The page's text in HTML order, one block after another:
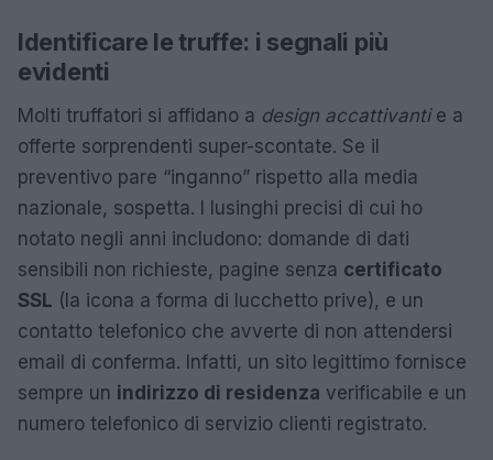
Identificare le truffe: i segnali più
evidenti
Molti truffatori si affidano a design accattivantie a
offerte sorprendenti super-scontate. Se il
preventivo pare “inganno” rispetto alla media
nazionale, sospetta. I lusinghi precisi di cui ho
notato negli anni includono: domande di dati
sensibili non richieste, pagine senza certificato
SSL (la icona a forma di lucchetto prive), e un
contatto telefonico che avverte di non attendersi
email di conferma. Infatti, un sito legittimo fornisce
sempre un indirizzo di residenza verificabile e un
numero telefonico di servizio clienti registrato.